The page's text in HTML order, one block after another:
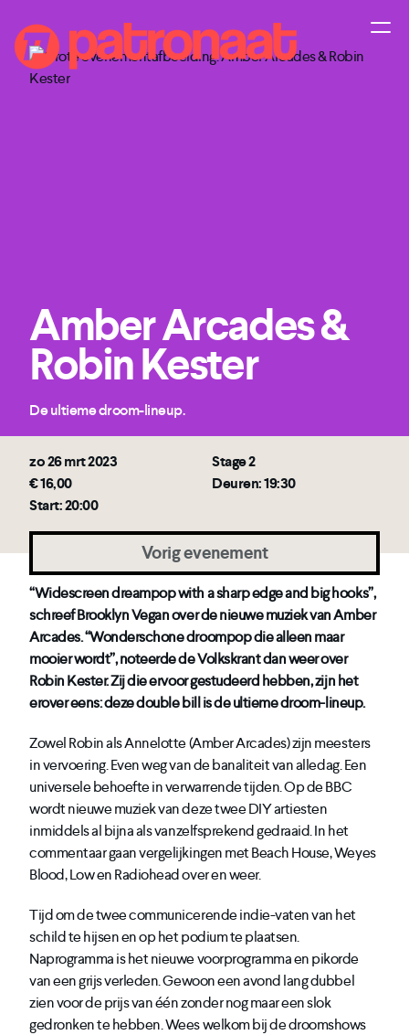
Amber Arcades &
Robin Kester
De ultieme droom-lineup.
zo 26 mrt 2023
Stage 2
€ 16,00
Deuren: 19:30
Start: 20:00
Vorig evenement
“Widescreen dreampop with a sharp edge and big hooks”,
schreef Brooklyn Vegan over de nieuwe muziek van Amber
Arcades. “Wonderschone droompop die alleen maar
mooier wordt”, noteerde de Volkskrant dan weer over
Robin Kester. Zij die ervoor gestudeerd hebben, zijn het
erover eens: deze double bill is de ultieme droom-lineup.
Zowel Robin als Annelotte (Amber Arcades) zijn meesters
in vervoering. Even weg van de banaliteit van alledag. Een
universele behoefte in verwarrende tijden. Op de BBC
wordt nieuwe muziek van deze twee DIY artiesten
inmiddels al bijna als vanzelfsprekend gedraaid. In het
commentaar gaan vergelijkingen met Beach House, Weyes
Blood, Low en Radiohead over en weer.
Tijd om de twee communicerende indie-vaten van het
schild te hijsen en op het podium te plaatsen.
Naprogramma is het nieuwe voorprogramma en pikorde
van een grijs verleden. Gewoon een avond lang dubbel
zien voor de prijs van één zonder nog maar een slok
gedronken te hebben. Wees welkom bij de droomshows